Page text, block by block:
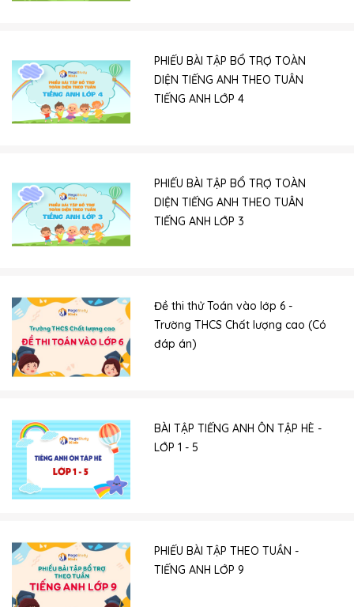
PHIẾU BÀI TẬP BỔ TRỢ TOÀN
DIỆN TIẾNG ANH THEO TUÂN
TIẾNG ANH LỚP 4
PHIẾU BÀI TẬP BỔ TRỢ TOÀN
DIỆN TIẾNG ANH THEO TUÂN
TIẾNG ANH LỚP 3
Đề thi thử Toán vào lớp 6 -
Trường THCS Chất lượng cao (Có
đáp án)
BÀI TẬP TIẾNG ANH ÔN TẬP HÈ -
LỚP 1 - 5
PHIẾU BÀI TẬP THEO TUẦN -
TIẾNG ANH LỚP 9